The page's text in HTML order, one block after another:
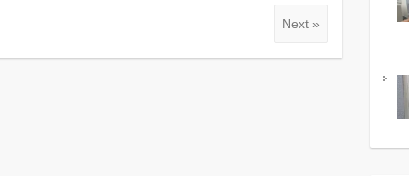
Next »